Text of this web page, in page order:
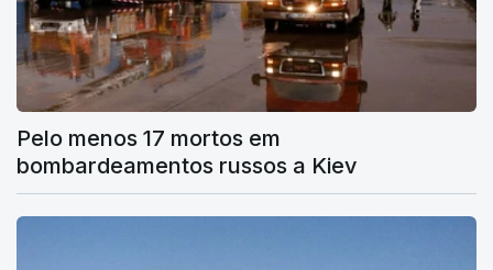
Pelo menos 17 mortos em
bombardeamentos russos a Kiev